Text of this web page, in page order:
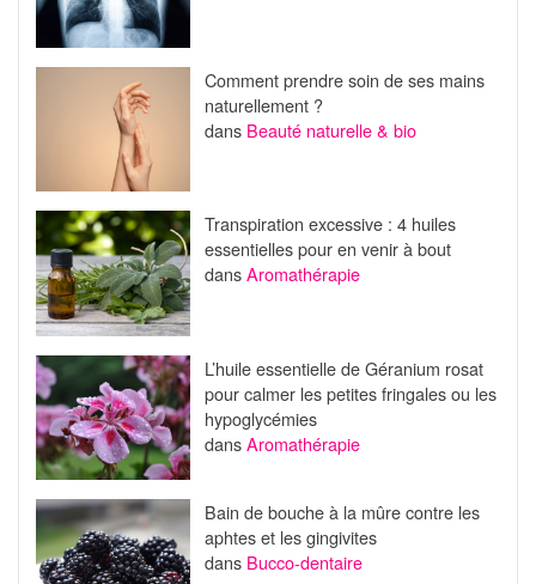
Comment prendre soin de ses mains
naturellement ?
dans Beauté naturelle & bio
Transpiration excessive : 4 huiles
essentielles pour en venir à bout
dansAromathérapie
L’huile essentielle de Géranium rosat
pour calmer les petites fringales ou les
hypoglycémies
dansAromathérapie
Bain de bouche à la mûre contre les
aphtes et les gingivites
dans Bucco-dentaire